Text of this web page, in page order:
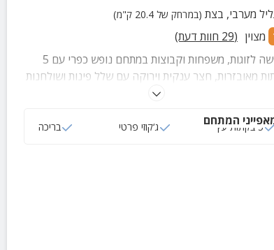
מערבי, בצת (במרחק של 20.4 ק"מ)
מצוין (
29 חוות דעת)
חופשה לזוגות, משפחות וקבוצות במתחם נופש כפרי עם 5
מאובזרות, חצר ענקית וירוקה עם שלל פינות ושולחנות
בריכה גדולה ומפנקת המוקפת מיטות שיזוף, מטבח
לקיום ימי גיבוש ואירועי בוטיק אינטימיים.
המתחם 5 בקתות עץ ג‘קוזי פרטי בריכה